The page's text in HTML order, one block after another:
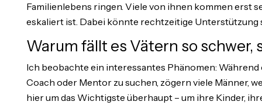
Familienlebens ringen. Viele von ihnen kommen erst
eskaliert ist. Dabei könnte rechtzeitige Unterstützung
Warum fällt es Vätern so schwer,
Ich beobachte ein interessantes Phänomen:
Coach oder Mentor zu suchen, zögern viele Männer,
hier um das Wichtigste überhaupt – um ihre Kinder,